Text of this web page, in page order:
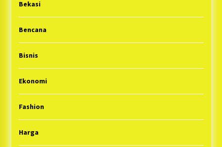
Bekasi
Bencana
Bisnis
Ekonomi
Fashion
Harga